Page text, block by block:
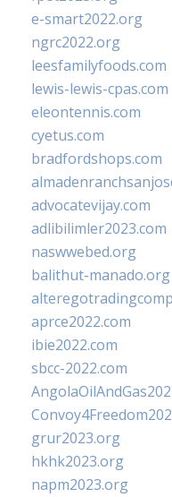
e-smart2022.org
ngrc2022.org
leesfamilyfoods.com
lewis-lewis-cpas.com
eleontennis.com
cyetus.com
bradfordshops.com
advocatevijay.com
adlibilimler2023.com
naswwebed.org
balithut-manado.org
aprce2022.com
ibie2022.com
sbcc-2022.com
grur2023.org
hkhk2023.org
napm2023.org